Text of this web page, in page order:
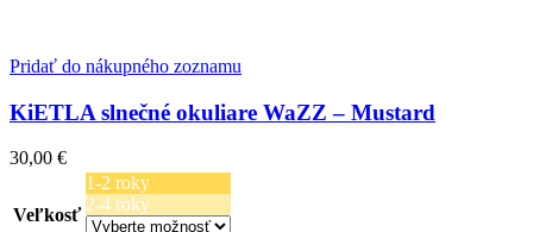
Pridať do nákupného zoznamu
KiETLA slnečné okuliare WaZZ – Mustard
30,00 €
Veľkosť
1-2 roky
2-4 roky